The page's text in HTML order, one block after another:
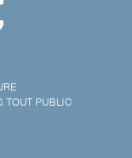
TOUT PUBLIC